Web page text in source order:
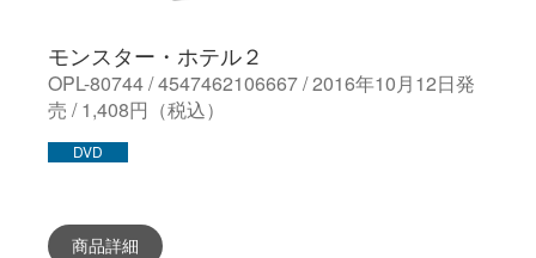
モンスター・ホテル２
OPL-80744 / 4547462106667 / 2016年10月12日発
売 / 1,408円（税込）
DVD
商品詳細